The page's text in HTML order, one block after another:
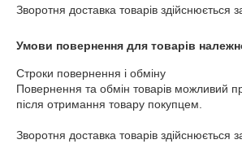
Зворотня доставка товарів здійснюється
Умови повернення для товарів
Строки повернення і обміну
Повернення та обмін товарів можливий
після отримання товару покупцем.
Зворотня доставка товарів здійснюється